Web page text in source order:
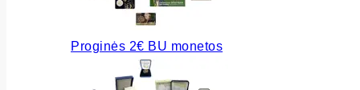
Proginės 2€ BU monetos